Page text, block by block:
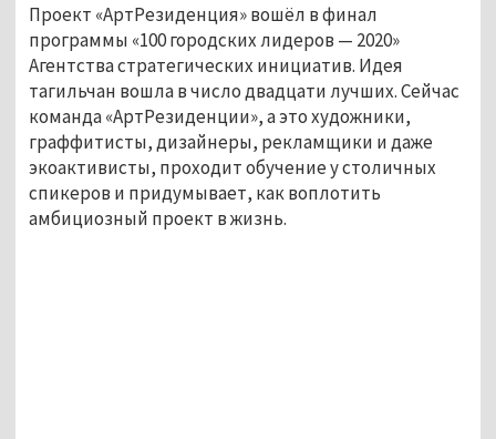
Проект «АртРезиденция» вошёл в финал
программы «100 городских лидеров — 2020»
Агентства стратегических инициатив. Идея
тагильчан вошла в число двадцати лучших. Сейчас
команда «АртРезиденции», а это художники,
граффитисты, дизайнеры, рекламщики и даже
экоактивисты, проходит обучение у столичных
спикеров и придумывает, как воплотить
амбициозный проект в жизнь.